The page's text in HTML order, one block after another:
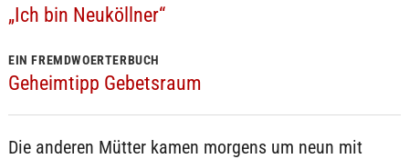
„Ich bin Neuköllner“
EIN FREMDWOERTERBUCH
Geheimtipp Gebetsraum
Die anderen Mütter kamen morgens um neun mit